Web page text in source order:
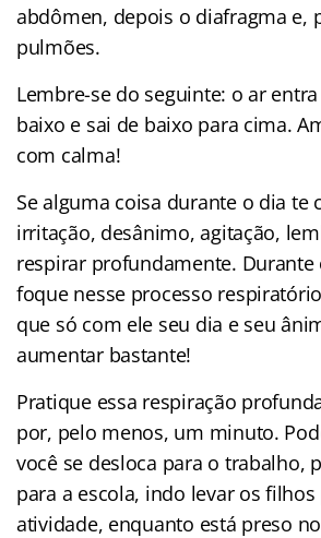
abdômen, depois o diafragma e,
pulmões.
Lembre-se do seguinte: o ar
baixo e sai de baixo para cima.
com calma!
Se alguma coisa durante o dia te
irritação, desânimo, agitação,
respirar profundamente. Durante
foque nesse processo
que só com ele seu dia e seu
aumentar bastante!
Pratique essa respiração
por, pelo menos, um minuto.
você se desloca para o trabalho,
para a escola, indo levar os
atividade, enquanto está preso